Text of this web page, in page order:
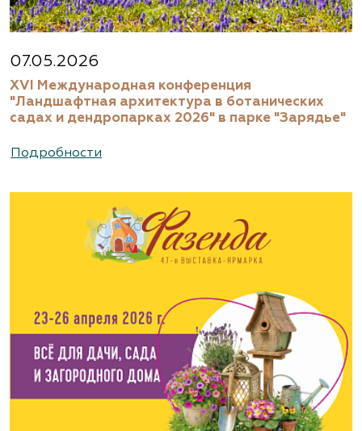
07.05.2026
XVI Международная конференция
"Ландшафтная архитектура в ботанических
садах и дендропарках 2026" в парке "Зарядье"
Подробности